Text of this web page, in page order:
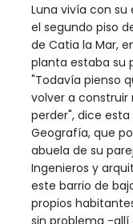
Luna vivía con su
el segundo piso
de Catia la Mar,
planta estaba su
"Todavía pienso
volver a construir
perder", dice
Geografía, que
abuela de su
Ingenieros y
este barrio de
propios
sin problema -